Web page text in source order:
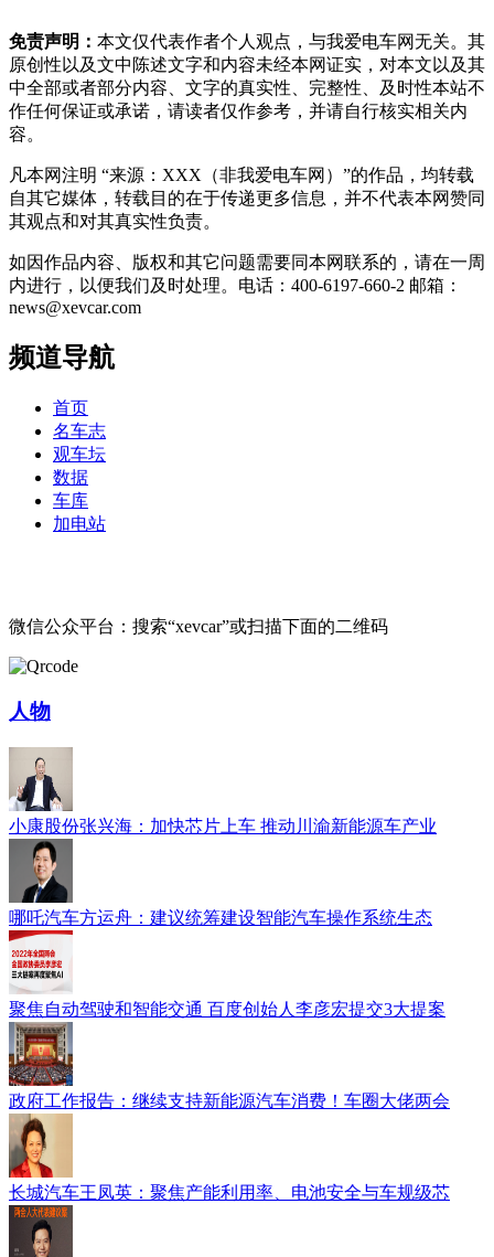
免责声明： 本文仅代表作者个人观点，与我爱电车网无关。其
原创性以及文中陈述文字和内容未经本网证实，对本文以及其
中全部或者部分内容、文字的真实性、完整性、及时性本站不
作任何保证或承诺，请读者仅作参考，并请自行核实相关内
容。
凡本网注明 “来源：XXX（非我爱电车网）”的作品，均转载
自其它媒体，转载目的在于传递更多信息，并不代表本网赞同
其观点和对其真实性负责。
如因作品内容、版权和其它问题需要同本网联系的，请在一周
内进行，以便我们及时处理。电话：400-6197-660-2 邮箱：
news@xevcar.com
频道导航
首页
名车志
观车坛
数据
车库
加电站
微信公众平台：搜索“xevcar”或扫描下面的二维码
人物
小康股份张兴海：加快芯片上车 推动川渝新能源车产业
哪吒汽车方运舟：建议统筹建设智能汽车操作系统生态
聚焦自动驾驶和智能交通 百度创始人李彦宏提交3大提案
政府工作报告：继续支持新能源汽车消费！车圈大佬两会
长城汽车王凤英：聚焦产能利用率、电池安全与车规级芯